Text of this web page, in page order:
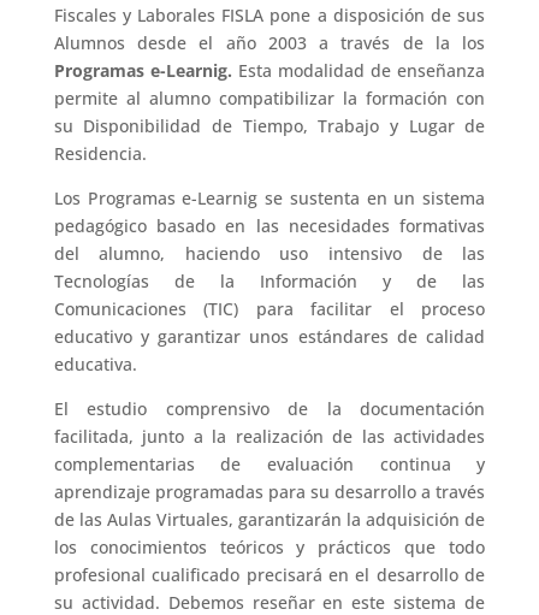
Fiscales y Laborales FISLA pone a disposición de sus
Alumnos desde el año 2003 a través de la los
Programas e-Learnig. Esta modalidad de enseñanza
permite al alumno compatibilizar la formación con
su Disponibilidad de Tiempo, Trabajo y Lugar de
Residencia.
Los Programas e-Learnig se sustenta en un sistema
pedagógico basado en las necesidades formativas
del alumno, haciendo uso intensivo de las
Tecnologías de la Información y de las
Comunicaciones (TIC) para facilitar el proceso
educativo y garantizar unos estándares de calidad
educativa.
El estudio comprensivo de la documentación
facilitada, junto a la realización de las actividades
complementarias de evaluación continua y
aprendizaje programadas para su desarrollo a través
de las Aulas Virtuales, garantizarán la adquisición de
los conocimientos teóricos y prácticos que todo
profesional cualificado precisará en el desarrollo de
su actividad. Debemos reseñar en este sistema de